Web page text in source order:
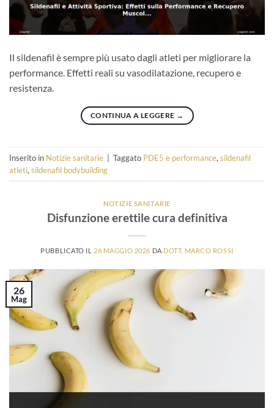
Il sildenafil è sempre più usato dagli atleti per migliorare la
performance. Effetti reali su vasodilatazione, recupero e
resistenza.
CONTINUA A LEGGERE →
Inserito in Notizie sanitarie Taggato PDE5 e performance, sildenafil
atleti, sildenafil bodybuilding
NOTIZIE SANITARIE
Disfunzione erettile cura definitiva
PUBBLICATO IL 26 MAGGIO 2026 DA DOTT. MARCO ROSSI
26
Mag